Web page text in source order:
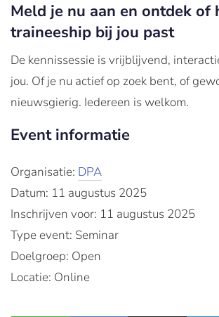
Meld je nu aan en ontdek of
traineeship bij jou past
De kennissessie isvrijblijvend,
jou. Of je nu actiefop zoek bent, of
nieuwsgierig. Iedereen iswelkom.
Event informatie
Organisatie: DPA
Datum: 11 augustus 2025
Inschrijven voor: 11 augustus 2025
Type event: Seminar
Doelgroep: Open
Locatie: Online